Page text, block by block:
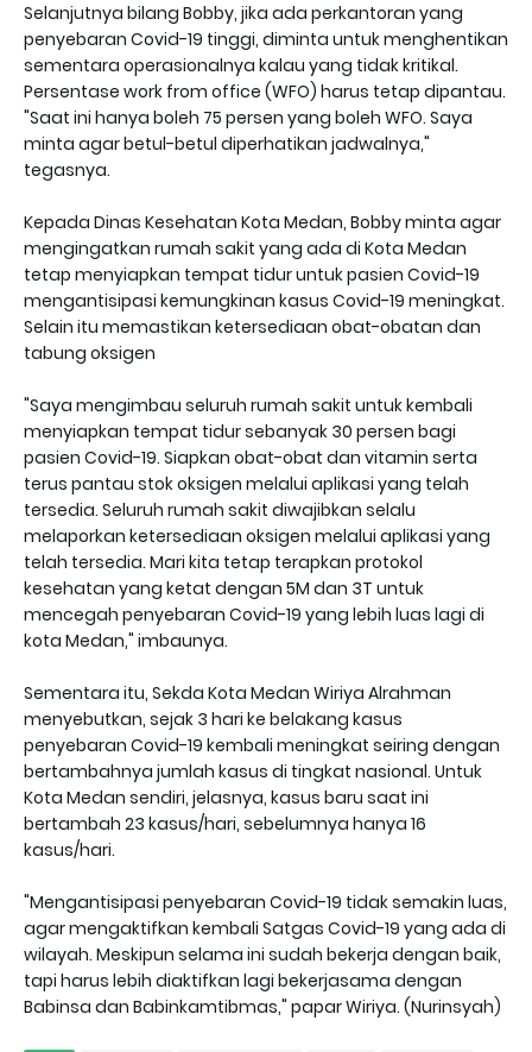
Selanjutnya bilang Bobby, jika ada perkantoran yang
penyebaran Covid-19 tinggi, diminta untuk menghentikan
sementara operasionalnya kalau yang tidak kritikal.
Persentase work from office (WFO) harus tetap dipantau.
"Saat ini hanya boleh 75 persen yang boleh WFO. Saya
minta agar betul-betul diperhatikan jadwalnya,"
tegasnya.
Kepada Dinas Kesehatan Kota Medan, Bobby minta agar
mengingatkan rumah sakit yang ada di Kota Medan
tetap menyiapkan tempat tidur untuk pasien Covid-19
mengantisipasi kemungkinan kasus Covid-19 meningkat.
Selain itu memastikan ketersediaan obat-obatan dan
tabung oksigen
"Saya mengimbau seluruh rumah sakit untuk kembali
menyiapkan tempat tidur sebanyak 30 persen bagi
pasien Covid-19. Siapkan obat-obat dan vitamin serta
terus pantau stok oksigen melalui aplikasi yang telah
tersedia. Seluruh rumah sakit diwajibkan selalu
melaporkan ketersediaan oksigen melalui aplikasi yang
telah tersedia. Mari kita tetap terapkan protokol
kesehatan yang ketat dengan 5M dan 3T untuk
mencegah penyebaran Covid-19 yang lebih luas lagi di
kota Medan," imbaunya.
Sementara itu, Sekda Kota Medan Wiriya Alrahman
menyebutkan, sejak 3 hari ke belakang kasus
penyebaran Covid-19 kembali meningkat seiring dengan
bertambahnya jumlah kasus di tingkat nasional. Untuk
Kota Medan sendiri, jelasnya, kasus baru saat ini
bertambah 23 kasus/hari, sebelumnya hanya 16
kasus/hari.
"Mengantisipasi penyebaran Covid-19 tidak semakin luas,
agar mengaktifkan kembali Satgas Covid-19 yang ada di
wilayah. Meskipun selama ini sudah bekerja dengan baik,
tapi harus lebih diaktifkan lagi bekerjasama dengan
Babinsa dan Babinkamtibmas," papar Wiriya. (Nurinsyah)